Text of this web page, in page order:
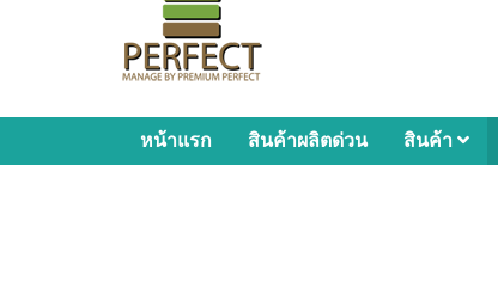
หน้าแรก สินค้าผลิตด่วน สินค้า